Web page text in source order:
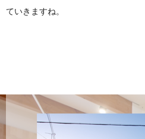
ていきますね。